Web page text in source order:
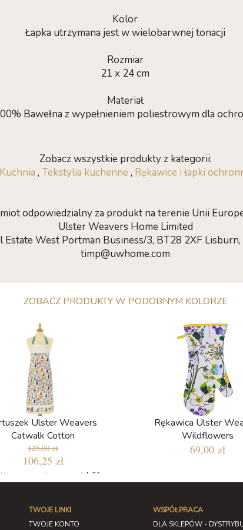
Kolor
Łapka utrzymana jest w wielobarwnej tonacji
Rozmiar
21 x 24 cm
Materiał
Bawełna z wypełnieniem poliestrowym dla
Zobacz wszystkie produkty z kategorii:
Kuchnia , Tekstylia kuchenne , Rękawice i łapki
odpowiedzialny za produkt na terenie Unii
Ulster Weavers Home Limited
Estate West Portman Business/3, BT28 2XF Lisburn,
timp@uwhome.com
ZOBACZ PRODUKTY W PODOBNYM KOLORZE
Ulster Weavers
Catwalk Cotton
125,00 zł
106,25 zł
cena w ciągu ostatnich 30
dni: 106,25 zł
Rękawica Ulster
Wildflowers
69,00 zł
TWOJE LINKI
TWOJE KONTO
WSPÓŁPRACA
DLA SKLEPÓW -